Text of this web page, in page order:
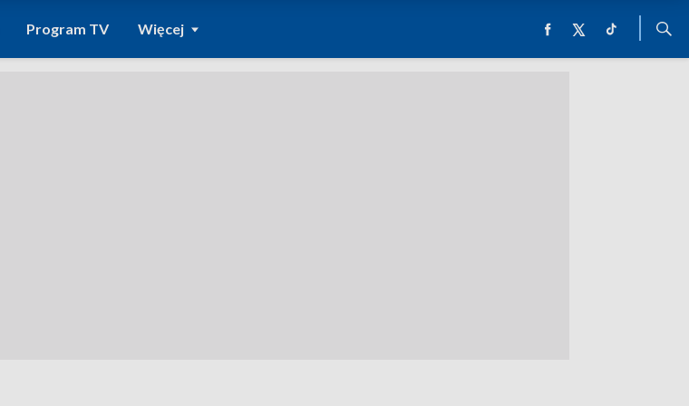
Program TV Więcej